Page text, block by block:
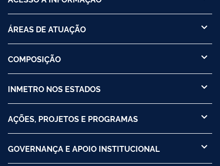
ÁREAS DE ATUAÇÃO
COMPOSIÇÃO
INMETRO NOS ESTADOS
AÇÕES, PROJETOS E PROGRAMAS
GOVERNANÇA E APOIO INSTITUCIONAL